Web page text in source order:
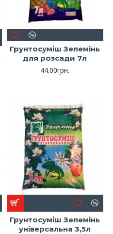
Грунтосуміш Зелемінь
для розсади 7л
44.00грн.
Грунтосуміш Зелемінь
універсальна 3,5л